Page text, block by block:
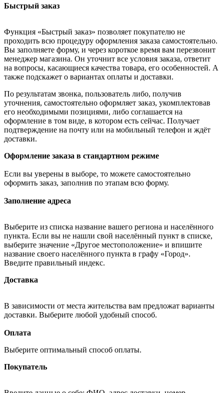
Быстрый заказ
Функция «Быстрый заказ» позволяет покупателю не
проходить всю процедуру оформления заказа самостоятельно.
Вы заполняете форму, и через короткое время вам перезвонит
менеджер магазина. Он уточнит все условия заказа, ответит
на вопросы, касающиеся качества товара, его особенностей. А
также подскажет о вариантах оплаты и доставки.
По результатам звонка, пользователь либо, получив
уточнения, самостоятельно оформляет заказ, укомплектовав
его необходимыми позициями, либо соглашается на
оформление в том виде, в котором есть сейчас. Получает
подтверждение на почту или на мобильный телефон и ждёт
доставки.
Оформление заказа в стандартном режиме
Если вы уверены в выборе, то можете самостоятельно
оформить заказ, заполнив по этапам всю форму.
Заполнение адреса
Выберите из списка название вашего региона и населённого
пункта. Если вы не нашли свой населённый пункт в списке,
выберите значение «Другое местоположение» и впишите
название своего населённого пункта в графу «Город».
Введите правильный индекс.
Доставка
В зависимости от места жительства вам предложат варианты
доставки. Выберите любой удобный способ.
Оплата
Выберите оптимальный способ оплаты.
Покупатель